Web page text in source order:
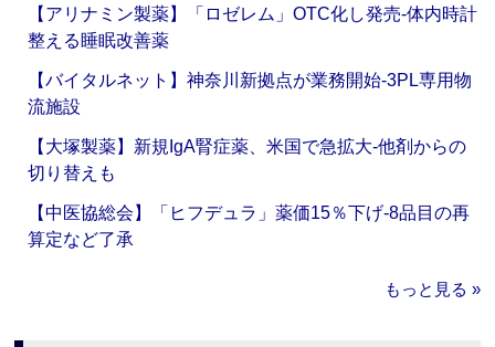
【アリナミン製薬】「ロゼレム」OTC化し発売‐体内時計
整える睡眠改善薬
【バイタルネット】神奈川新拠点が業務開始‐3PL専用物
流施設
【大塚製薬】新規IgA腎症薬、米国で急拡大‐他剤からの
切り替えも
【中医協総会】「ヒフデュラ」薬価15％下げ‐8品目の再
算定など了承
もっと見る »